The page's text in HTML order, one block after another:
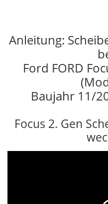
Anleitung:
Ford FORD
Baujahr 11/
Focus 2. Gen